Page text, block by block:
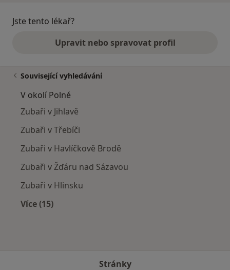
Jste tento lékař?
Upravit nebo spravovat profil
Související vyhledávání
V okolí Polné
Zubaři v Jihlavě
Zubaři v Třebíči
Zubaři v Havlíčkově Brodě
Zubaři v Žďáru nad Sázavou
Zubaři v Hlinsku
Více (15)
Stránky